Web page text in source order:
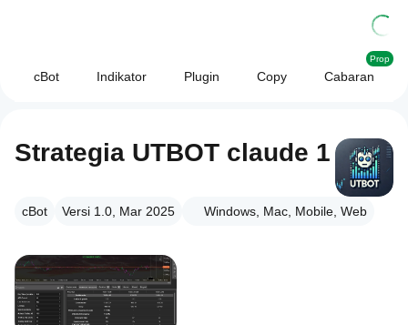
cBot Indikator Plugin Copy Cabaran
Prop
Strategia UTBOT claude 1
cBot Versi 1.0, Mar 2025 Windows, Mac, Mobile, Web